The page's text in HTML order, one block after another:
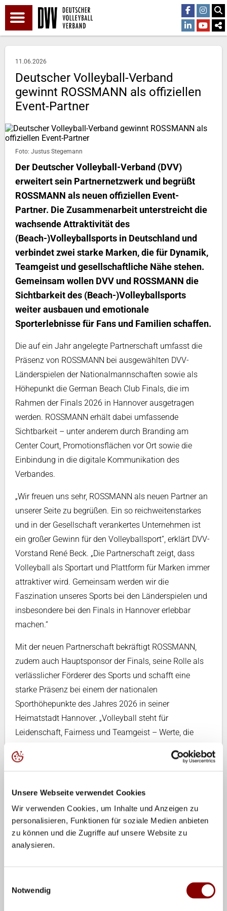
Unsere Webseite verwendet Cookies
Wir verwenden Cookies, um Inhalte und Anzeigen zu
personalisieren, Funktionen für soziale Medien anbieten
zu können und die Zugriffe auf unsere Website zu
analysieren.
Notwendig
11.06.2026
Deutscher Volleyball-Verband
gewinnt ROSSMANN als offiziellen
Event-Partner
Foto: Justus Stegemann
Der Deutscher Volleyball-Verband (DVV)
erweitert sein Partnernetzwerk und begrüßt
ROSSMANN als neuen offiziellen Event-
Partner. Die Zusammenarbeit unterstreicht die
wachsende Attraktivität des
(Beach-)Volleyballsports in Deutschland und
verbindet zwei starke Marken, die für Dynamik,
Teamgeist und gesellschaftliche Nähe stehen.
Gemeinsam wollen DVV und ROSSMANN die
Sichtbarkeit des (Beach-)Volleyballsports
weiter ausbauen und emotionale
Sporterlebnisse für Fans und Familien schaffen.
Die auf ein Jahr angelegte Partnerschaft umfasst die
Präsenz von ROSSMANN bei ausgewählten DVV-
Länderspielen der Nationalmannschaften sowie als
Höhepunkt die German Beach Club Finals, die im
Rahmen der Finals 2026 in Hannover ausgetragen
werden. ROSSMANN erhält dabei umfassende
Sichtbarkeit – unter anderem durch Branding am
Center Court, Promotionsflächen vor Ort sowie die
Einbindung in die digitale Kommunikation des
Verbandes.
„Wir freuen uns sehr, ROSSMANN als neuen Partner an
unserer Seite zu begrüßen. Ein so reichweitenstarkes
und in der Gesellschaft verankertes Unternehmen ist
ein großer Gewinn für den Volleyballsport“, erklärt DVV-
Vorstand René Beck. „Die Partnerschaft zeigt, dass
Volleyball als Sportart und Plattform für Marken immer
attraktiver wird. Gemeinsam werden wir die
Faszination unseres Sports bei den Länderspielen und
insbesondere bei den Finals in Hannover erlebbar
machen.“
Mit der neuen Partnerschaft bekräftigt ROSSMANN,
zudem auch Hauptsponsor der Finals, seine Rolle als
verlässlicher Förderer des Sports und schafft eine
starke Präsenz bei einem der nationalen
Sporthöhepunkte des Jahres 2026 in seiner
Heimatstadt Hannover. „Volleyball steht für
Leidenschaft, Fairness und Teamgeist – Werte, die
Geschäftsleitung Marketing bei ROSSMANN. „Wir
Sportmomente zu schaffen und die Entwicklung des
Volleyballsports aktiv zu begleiten.“
Über ROSSMANN
Als Erfinder des Drogeriemarktes in Deutschland
(Firmensitz in Burgwedel bei Hannover) mit 67.700